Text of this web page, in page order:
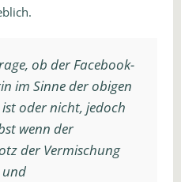
ob der Facebook-
im Sinne der obigen
oder nicht, jedoch
wenn der
der Vermischung
und